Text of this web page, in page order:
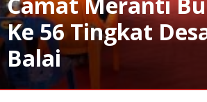
Ke 56 Tingkat
Balai